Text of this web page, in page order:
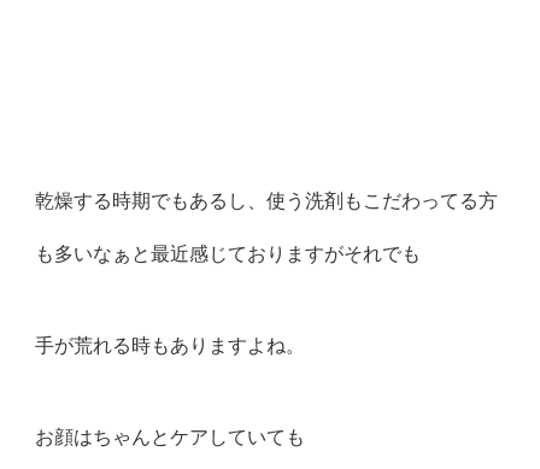
乾燥する時期でもあるし、使う洗剤もこだわってる方
も多いなぁと最近感じておりますがそれでも
手が荒れる時もありますよね。
お顔はちゃんとケアしていても